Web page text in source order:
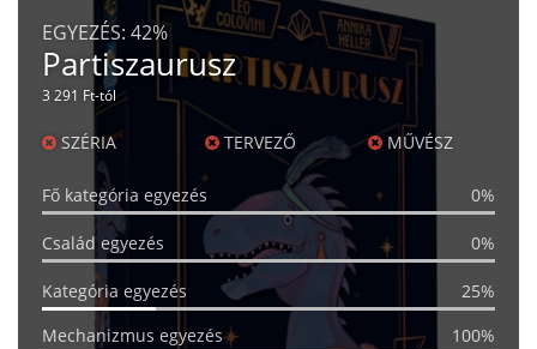
EGYEZÉS: 42%
Partiszaurusz
3 291 Ft-tól
SZÉRIA TERVEZŐ MŰVÉSZ
Fő kategória egyezés 0%
Család egyezés 0%
Kategória egyezés
25%
Mechanizmus egyezés
100%